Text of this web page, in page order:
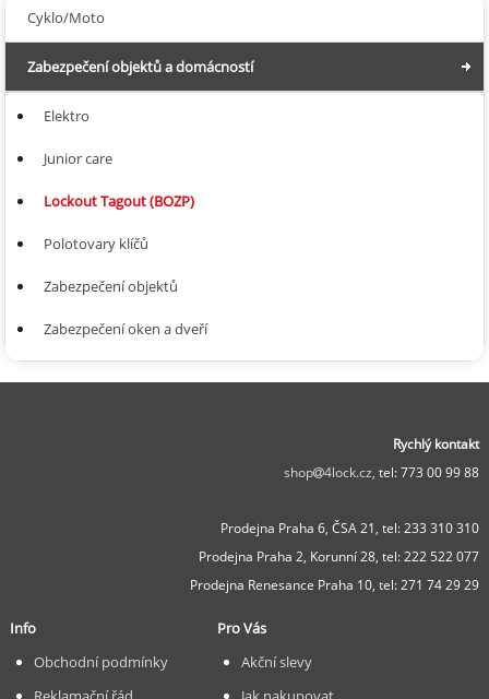
Cyklo/Moto
Zabezpečení objektů a domácností
Elektro
Junior care
Lockout Tagout (BOZP)
Polotovary klíčů
Zabezpečení objektů
Zabezpečení oken a dveří
Rychlý kontakt
shop
4lock.cz, tel: 773 00 99 88
Prodejna Praha 6, ČSA 21, tel: 233 310 310
Prodejna Praha 2, Korunní 28, tel: 222 522 077
Prodejna Renesance Praha 10, tel: 271 74 29 29
Info
Obchodní podmínky
Pro Vás
Akční slevy